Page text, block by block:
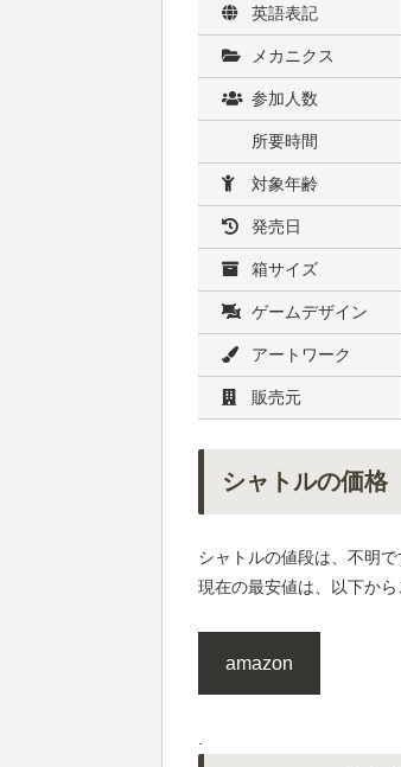
英語表記
メカニクス
参加人数
所要時間
対象年齢
発売日
箱サイズ
ゲームデザイン
アートワーク
販売元
シャトルの価格
シャトルの値段は、不明で
現在の最安値は、以下から
amazon
.